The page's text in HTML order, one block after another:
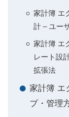
家計簿 エ
計 – ユー
家計簿 エ
レート設
拡張法
家計簿 エ
プ・管理